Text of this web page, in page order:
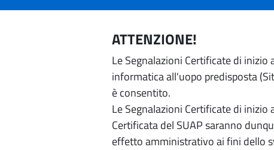
ATTENZIONE!
Le Segnalazioni Certificate di
informatica all'uopo predisposta
è consentito.
Le Segnalazioni Certificate di
Certificata del SUAP saranno
effetto amministrativo ai fini dello